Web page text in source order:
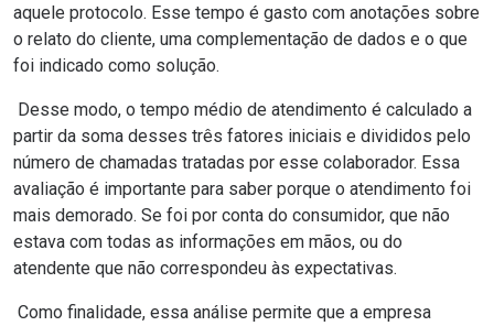
aquele protocolo. Esse tempo é gasto com anotações sobre
o relato do cliente, uma complementação de dados e o que
foi indicado como solução.
Desse modo, o tempo médio de atendimento é calculado a
partir da soma desses três fatores iniciais e divididos pelo
número de chamadas tratadas por esse colaborador. Essa
avaliação é importante para saber porque o atendimento foi
mais demorado. Se foi por conta do consumidor, que não
estava com todas as informações em mãos, ou do
atendente que não correspondeu às expectativas.
Como finalidade, essa análise permite que a empresa